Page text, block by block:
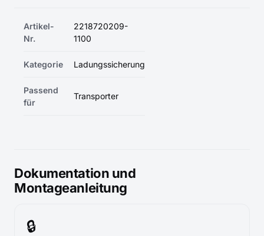
Artikel-
Nr.
2218720209-
1100
Kategorie Ladungssicherung
Passend
für
Transporter
Dokumentation und
Montageanleitung
🔒